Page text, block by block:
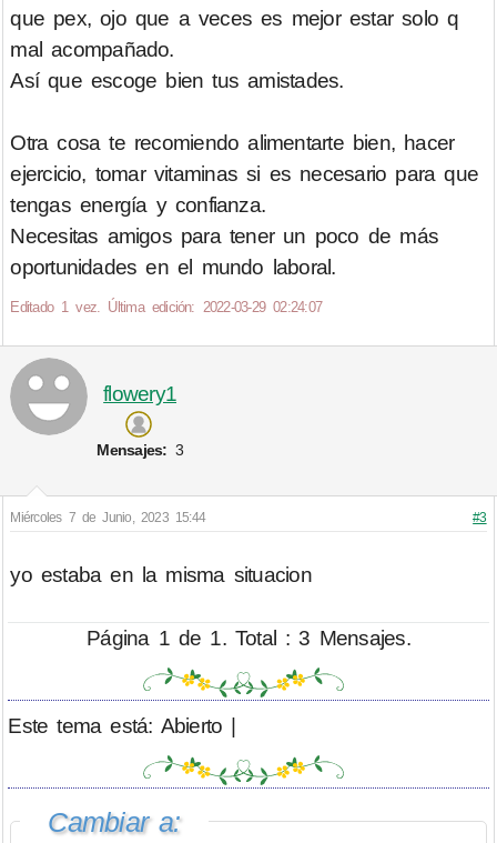
que pex, ojo que a veces es mejor estar solo q
mal acompañado.
Así que escoge bien tus amistades.
Otra cosa te recomiendo alimentarte bien, hacer
ejercicio, tomar vitaminas si es necesario para que
tengas energía y confianza.
Necesitas amigos para tener un poco de más
oportunidades en el mundo laboral.
Editado 1 vez. Última edición: 2022-03-29 02:24:07
flowery1
Mensajes: 3
Miércoles 7 de Junio, 2023 15:44 #3
yo estaba en la misma situacion
Página 1 de 1. Total : 3 Mensajes.
Este tema está: Abierto |
Cambiar a: